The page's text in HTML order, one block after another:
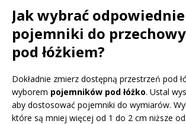
Jak wybrać odpowiednie
pojemniki do
pod łóżkiem?
Dokładnie zmierz dostępną przestrzeń pod
wyborem pojemników pod łóżko. Ustal
aby dostosować pojemniki do wymiarów.
które są mniej więcej od 1 do 2 cm niższe